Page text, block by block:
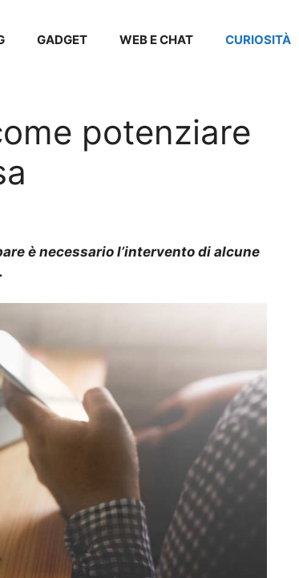
GADGET WEB E CHAT CURIOSITÀ
potenziare
è necessario l’intervento di alcune